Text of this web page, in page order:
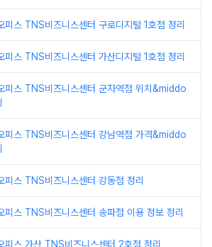
피스 TNS비즈니스센터 구로디지털 1호점 정리
피스 TNS비즈니스센터 가산디지털 1호점 정리
피스 TNS비즈니스센터 군자역점 위치&middo
피스 TNS비즈니스센터 강남역점 가격&middo
피스 TNS비즈니스센터 강동점 정리
피스 TNS비즈니스센터 송파점 이용 정보 정리
피스 가산 TNS비즈니스센터 2호점 정리